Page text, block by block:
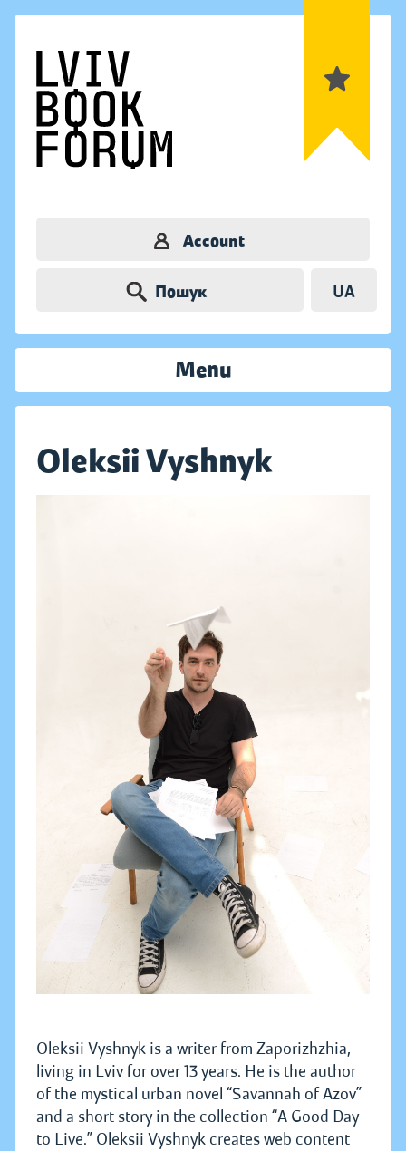
Account
Пошук UA
Menu
Oleksii Vyshnyk
Oleksii Vyshnyk is a writer from Zaporizhzhia,
living in Lviv for over 13 years. He is the author
of the mystical urban novel “Savannah of Azov”
and a short story in the collection “A Good Day
to Live.” Oleksii Vyshnyk creates web content